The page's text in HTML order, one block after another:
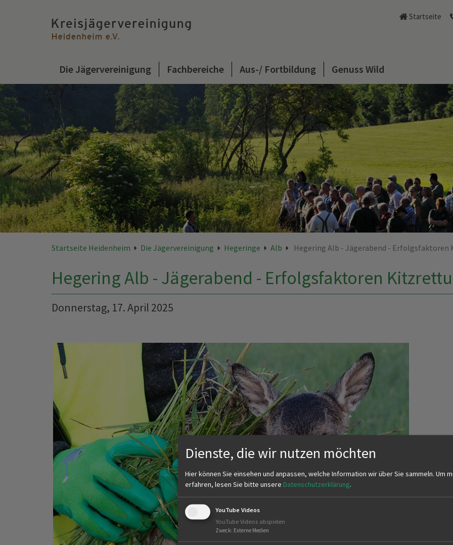
Startseite
Die Jägervereinigung Fachbereiche Aus-/ Fortbildung Genuss Wild
Startseite Heidenheim Die Jägervereinigung Hegeringe Alb Hegering Alb - Jägerabend -
Hegering Alb - Jägerabend - Erfolgsfaktoren
Donnerstag, 17. April 2025
Dienste, die wir nutzen möchten
Hier können Sie einsehen und anpassen, welche Information wir über Sie sammeln. Um
erfahren, lesen Sie bitte unsere Datenschutzerklärung.
YouTube Videos
YouTube Videos abspielen
Zweck: Externe Medien